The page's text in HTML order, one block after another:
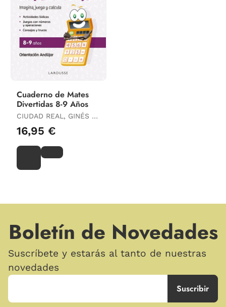
Cuaderno de Mates
Divertidas 8-9 Años
CIUDAD REAL, GINÉS /
TORAL, ANTONIA
16,95 €
Boletín de Novedades
Suscríbete y estarás al tanto de nuestras
novedades